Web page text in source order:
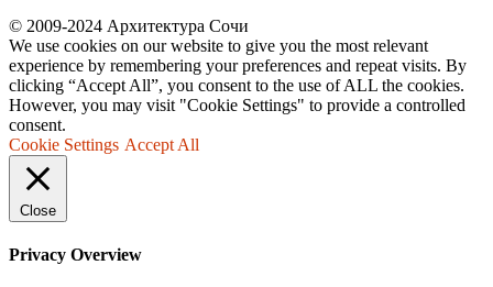
© 2009-2024 Архитектура Сочи
We use cookies on our website to give you the most relevant
experience by remembering your preferences and repeat visits. By
clicking “Accept All”, you consent to the use of ALL the cookies.
However, you may visit "Cookie Settings" to provide a controlled
consent.
Cookie Settings Accept All
Close
Privacy Overview